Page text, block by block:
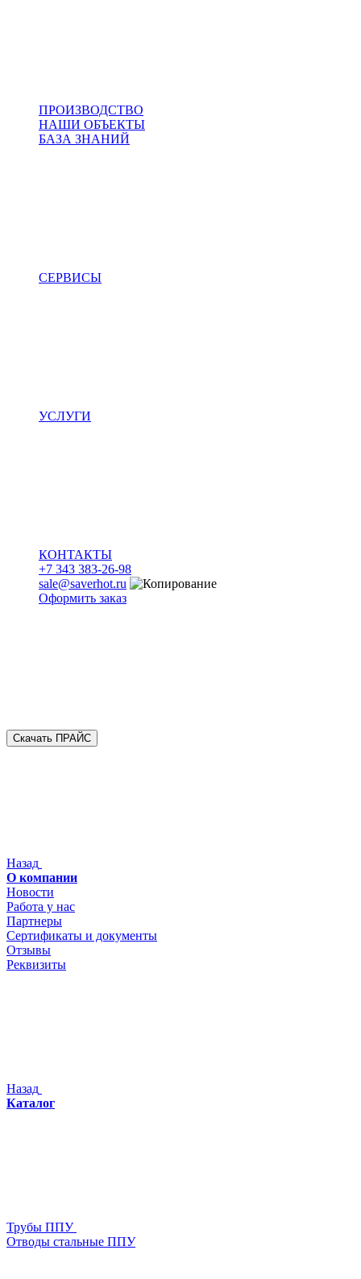
ПРОИЗВОДСТВО
НАШИ ОБЪЕКТЫ
БАЗА ЗНАНИЙ
СЕРВИСЫ
УСЛУГИ
КОНТАКТЫ
+7 343 383-26-98
sale@saverhot.ru
Оформить заказ
Скачать ПРАЙС
Назад
О компании
Новости
Работа у нас
Партнеры
Сертификаты и документы
Отзывы
Реквизиты
Назад
Каталог
Трубы ППУ
Отводы стальные ППУ